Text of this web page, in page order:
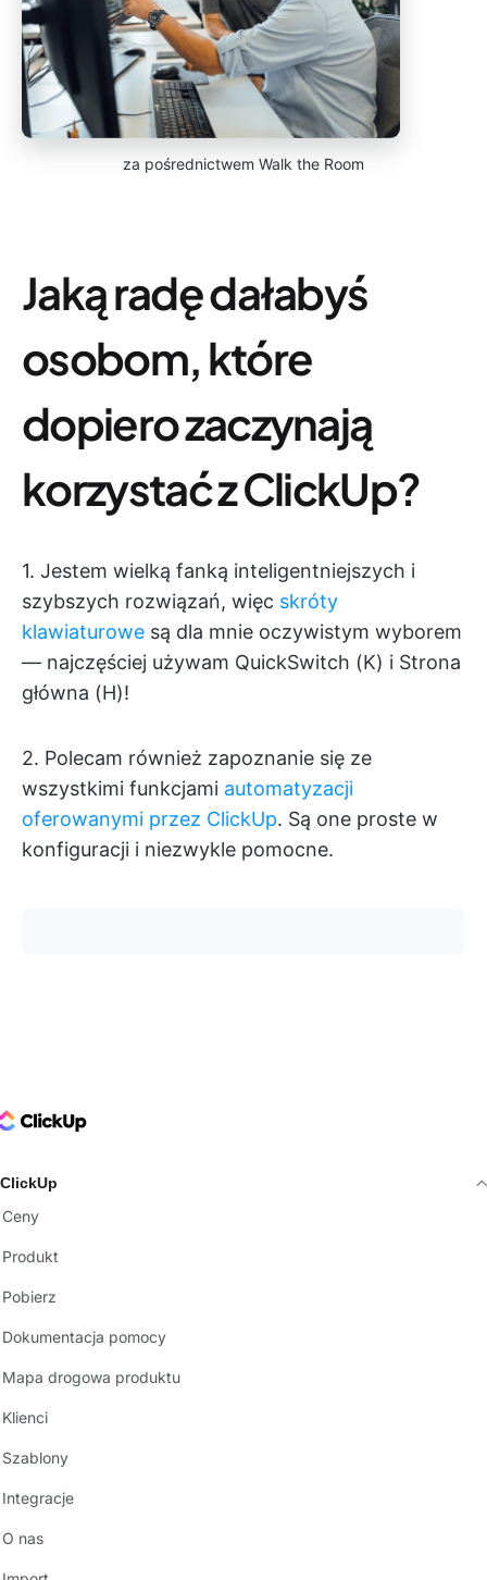
za pośrednictwem Walk the Room
Jaką radę dałabyś
osobom, które
dopiero zaczynają
korzystać z ClickUp?
1. Jestem wielką fanką inteligentniejszych i
szybszych rozwiązań, więc skróty
klawiaturowe są dla mnie oczywistym wyborem
— najczęściej używam QuickSwitch (K) i Strona
główna (H)!
2. Polecam również zapoznanie się ze
wszystkimi funkcjami automatyzacji
oferowanymi przez ClickUp. Są one proste w
konfiguracji i niezwykle pomocne.
Logo
ClickUp
Ceny
Produkt
Pobierz
Dokumentacja pomocy
Mapa drogowa produktu
Klienci
Szablony
Integracje
O nas